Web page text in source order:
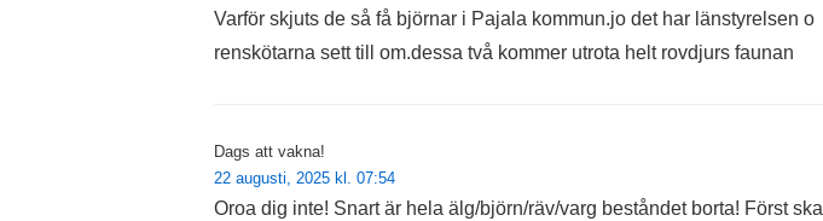
Varför skjuts de så få björnar i Pajala kommun.jo det har länstyrelsen o
renskötarna sett till om.dessa två kommer utrota helt rovdjurs faunan
Dags att vakna!
22 augusti, 2025 kl. 07:54
Oroa dig inte! Snart är hela älg/björn/räv/varg beståndet borta! Först ska